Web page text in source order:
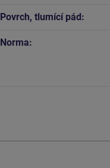
Povrch, tlumící pád:
Norma: